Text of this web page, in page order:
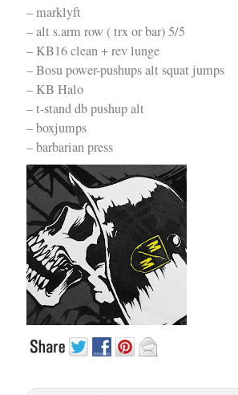
– marklyft
– alt s.arm row ( trx or bar) 5/5
– KB16 clean + rev lunge
– Bosu power-pushups alt squat jumps
– KB Halo
– t-stand db pushup alt
– boxjumps
– barbarian press